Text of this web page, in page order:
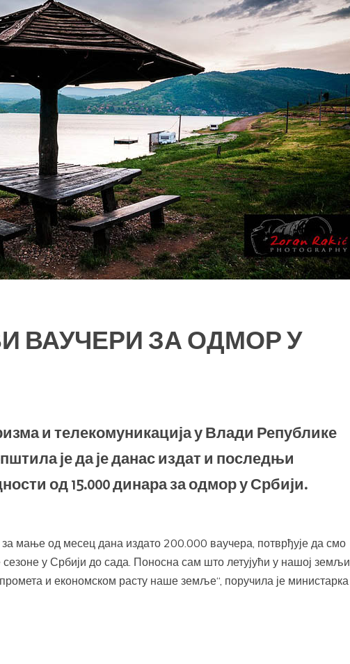
ВАУЧЕРИ ЗА ОДМОР У
и телекомуникација у Влади Републике
је да је данас издат и последњи
од 15.000 динара за одмор у Србији.
за мање од месец дана издато 200.000 ваучера, потврђује да смо
сезоне у Србији до сада. Поносна сам што летујући у нашој земљи
и економском расту наше земље“, поручила је министарка